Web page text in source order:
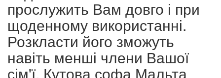
прослужить Вам довго і при
щоденному використанні.
Розкласти його зможуть
навіть менші члени Вашої
сім'ї. Кутова софа Мальта